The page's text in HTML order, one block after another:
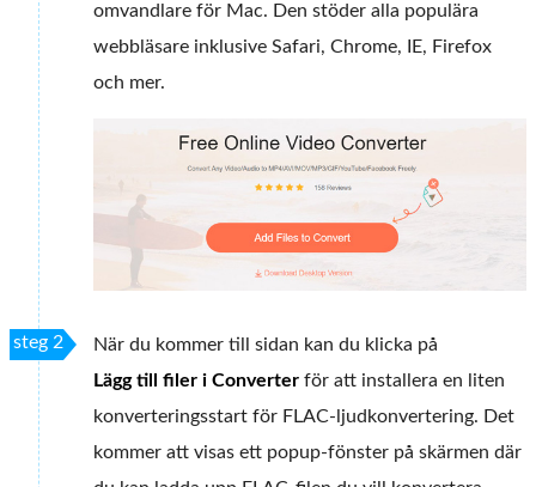
omvandlare för Mac. Den stöder alla populära
webbläsare inklusive Safari, Chrome, IE, Firefox
och mer.
steg 2
När du kommer till sidan kan du klicka på
Lägg till filer i Converter för att installera en liten
konverteringsstart för FLAC-ljudkonvertering. Det
kommer att visas ett popup-fönster på skärmen där